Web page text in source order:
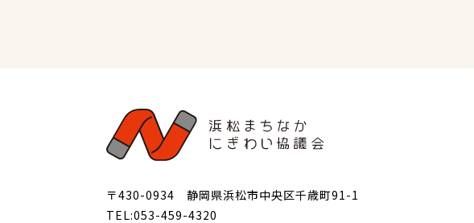
〒430-0934 静岡県浜松市中央区千歳町91-1
TEL:053-459-4320